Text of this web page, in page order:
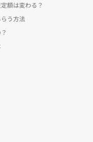
額は変わる？
う方法